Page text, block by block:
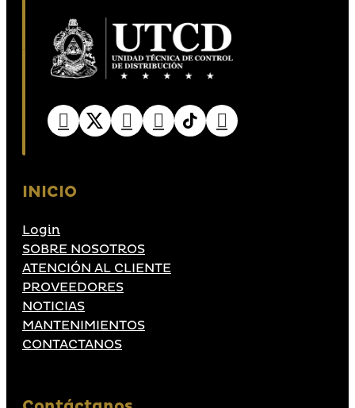
INICIO
Login
SOBRE NOSOTROS
ATENCIÓN AL CLIENTE
PROVEEDORES
NOTICIAS
MANTENIMIENTOS
CONTACTANOS